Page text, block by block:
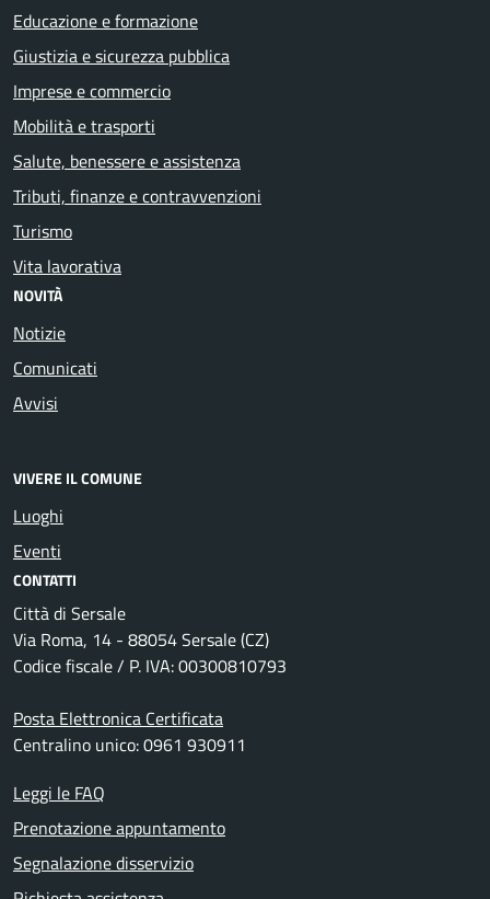
Educazione e formazione
Giustizia e sicurezza pubblica
Imprese e commercio
Mobilità e trasporti
Salute, benessere e assistenza
Tributi, finanze e contravvenzioni
Turismo
Vita lavorativa
NOVITÀ
Notizie
Comunicati
Avvisi
VIVERE IL COMUNE
Luoghi
Eventi
CONTATTI
Città di Sersale
Via Roma, 14 - 88054 Sersale (CZ)
Codice fiscale / P. IVA: 00300810793
Posta Elettronica Certificata
Centralino unico: 0961 930911
Leggi le FAQ
Prenotazione appuntamento
Segnalazione disservizio